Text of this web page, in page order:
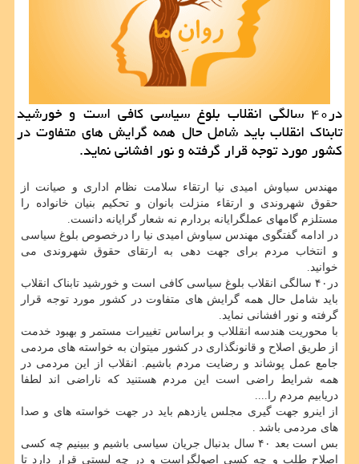
در۴۰ سالگی انقلاب بلوغ سیاسی كافی است و خورشید
تابناك انقلاب باید شامل حال همه گرایش های متفاوت در
كشور مورد توجه قرار گرفته و نور افشانی نماید.
مهندس سیاوش امیدی نیا ارتقاء سلامت نظام اداری و صیانت از
حقوق شهروندی‬ ‫‬و ‫ارتقاء منزلت بانوان و تحکیم بنیان خانواده‬ را
مستلزم گامهای عملگرایانه بردارم نه شعار گرایانه دانست.
در ادامه گفتگوی مهندس سیاوش امیدی نیا را درخصوص بلوغ سیاسی
و انتخاب مردم برای جهت دهی به ارتقای حقوق شهروندی می
خوانید.
در۴۰ سالگی انقلاب بلوغ سیاسی کافی است و خورشید تابناک انقلاب
باید شامل حال همه گرایش های متفاوت در کشور مورد توجه قرار
گرفته و نور افشانی نماید.
با محوریت هندسه انقللاب و براساس تغییرات مستمر و بهبود خدمت
از طریق اصلاح و قانونگذاری در کشور میتوان به خواسته های مردمی
جامع عمل پوشاند و رضایت مردم باشیم. انقلاب از این مردمی در
همه شرایط راضی است این مردم هستنید که ناراضی اند لطفا
دریابیم مردم را....
از اینرو جهت گیری مجلس یازدهم باید در جهت خواسته های و صدا
های مردمی باشد .
بس است بعد ۴۰ سال بدنبال جریان سیاسی باشیم و ببینیم چه کسی
اصلاح طلب و چه کسی اصولگراست و در چه لیستی قرار دارد تا